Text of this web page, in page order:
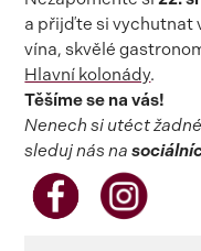
a přijďte si vychutnat
vína, skvělé
Hlavní kolonády.
Těšíme se na vás!
Nenech si utéct
sleduj nás na